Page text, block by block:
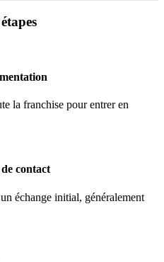
la franchise pour entrer en
contact
échange initial, généralement